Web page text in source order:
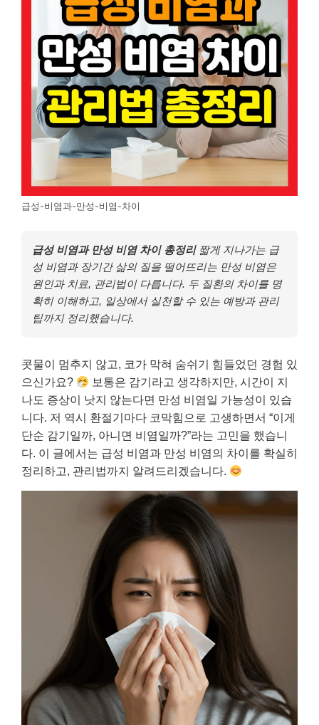
급성-비염과-만성-비염-차이
급성 비염과 만성 비염 차이 총정리짧게 지나가는 급
성 비염과 장기간 삶의 질을 떨어뜨리는 만성 비염은
원인과 치료, 관리법이 다릅니다. 두 질환의 차이를 명
확히 이해하고, 일상에서 실천할 수 있는 예방과 관리
팁까지 정리했습니다.
콧물이 멈추지 않고, 코가 막혀 숨쉬기 힘들었던 경험 있
으신가요?
보통은 감기라고 생각하지만, 시간이 지
나도 증상이 낫지 않는다면 만성 비염일 가능성이 있습
니다. 저 역시 환절기마다 코막힘으로 고생하면서 “이게
단순 감기일까, 아니면 비염일까?”라는 고민을 했습니
다. 이 글에서는 급성 비염과 만성 비염의 차이를 확실히
정리하고, 관리법까지 알려드리겠습니다.